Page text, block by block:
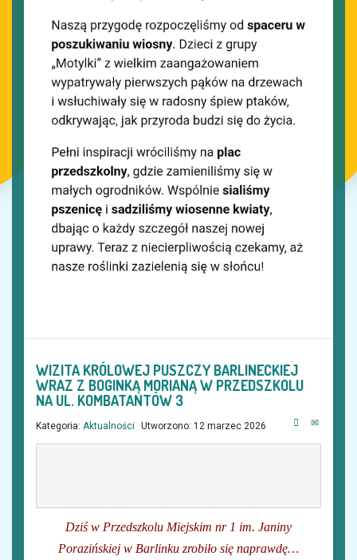
WIZITA KRÓLOWEJ PUSZCZY BARLINECKIEJ
WRAZ Z BOGINKĄ MORIANĄ W PRZEDSZKOLU
NA UL. KOMBATANTÓW 3
Kategoria: Aktualności Utworzono: 12 marzec 2026
Dziś w Przedszkolu Miejskim nr 1 im. Janiny
Porazińskiej w Barlinku zrobiło się naprawdę…